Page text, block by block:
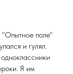
поле"
и гулял.
Я им